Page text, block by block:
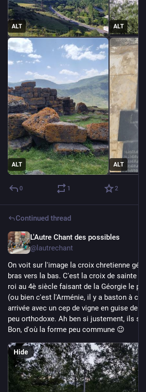
ALT ALT
ALT ALT
0 1 2
Continued thread
L'Autre Chant des possibles
@lautrechant
On voit sur l'image la croix chretienne
bras vers la bas. C'est la croix de sainte
roi au 4è siècle faisant de la Géorgie le
(ou bien c'est l'Arménie, il y a baston à ce
arrivée avec un cep de vigne en guise de
peu orthodoxe. Ah ben si justement, ils
Bon, d'où la forme peu commune 😉
Hide